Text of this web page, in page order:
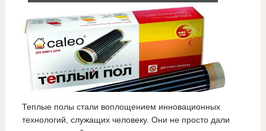
Теплые полы стали воплощением инновационных
технологий, служащих человеку. Они не просто дали